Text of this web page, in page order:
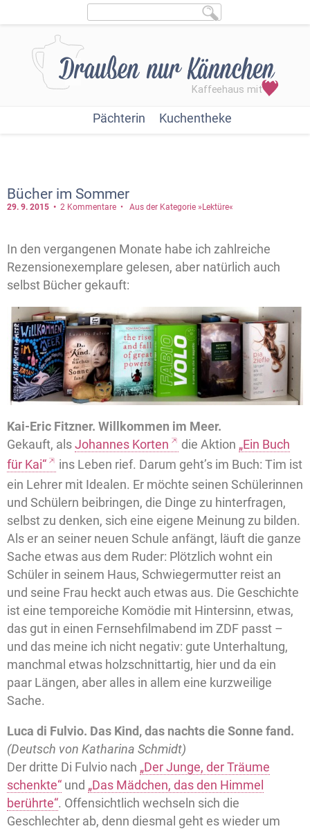
Pächterin Kuchentheke
Bücher im Sommer
29. 9. 2015 2 Kommentare Aus der Kategorie »Lektüre«
In den vergangenen Monate habe ich zahlreiche
Rezensionexemplare gelesen, aber natürlich auch
selbst Bücher gekauft:
Kai-Eric Fitzner. Willkommen im Meer.
Gekauft, alsJohannes Korten die Aktion „Ein Buch
für Kai“
ins Leben rief. Darum geht’s im Buch: Tim ist
ein Lehrer mit Idealen. Er möchte seinen Schülerinnen
und Schülern beibringen, die Dinge zu hinterfragen,
selbst zu denken, sich eine eigene Meinung zu bilden.
Als er an seiner neuen Schule anfängt, läuft die ganze
Sache etwas aus dem Ruder: Plötzlich wohnt ein
Schüler in seinem Haus, Schwiegermutter reist an
und seine Frau heckt auch etwas aus. Die Geschichte
ist eine temporeiche Komödie mit Hintersinn, etwas,
das gut in einen Fernsehfilmabend im ZDF passt –
und das meine ich nicht negativ: gute Unterhaltung,
manchmal etwas holzschnittartig, hier und da ein
paar Längen, aber alles in allem eine kurzweilige
Sache.
Luca di Fulvio. Das Kind, das nachts die Sonne fand.
(Deutsch von Katharina Schmidt)
Der dritte Di Fulvio nach „Der Junge, der Träume
schenkte“ und „Das Mädchen, das den Himmel
berührte“. Offensichtlich wechseln sich die
Geschlechter ab, denn diesmal geht es wieder um